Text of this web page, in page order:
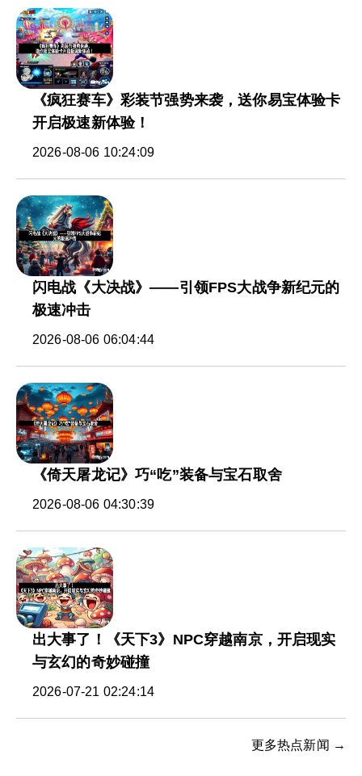
《疯狂赛车》彩装节强势来袭，送你易宝体验卡
开启极速新体验！
2026-08-06 10:24:09
闪电战《大决战》——引领FPS大战争新纪元的
极速冲击
2026-08-06 06:04:44
《倚天屠龙记》巧“吃”装备与宝石取舍
2026-08-06 04:30:39
出大事了！《天下3》NPC穿越南京，开启现实
与玄幻的奇妙碰撞
2026-07-21 02:24:14
更多热点新闻 →